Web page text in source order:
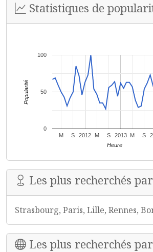
Statistiques de
2012 2013
M S M S M S
0
50
100
Heure
Popularité
Les plus recherchés
Strasbourg, Paris, Lille, Rennes,
Les plus recherchés